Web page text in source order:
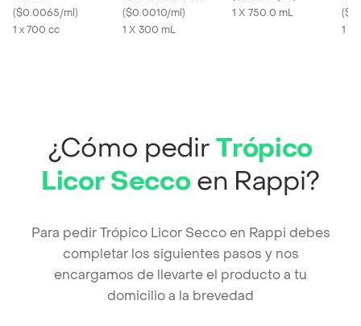
($0.0065/ml)
1 x 700 cc
($0.0010/ml)
1 X 300 mL
1 X 750.0 mL
(
1 x
¿Cómo pedirTrópico
Licor Seccoen Rappi?
Para pedir Trópico Licor Secco en Rappi debes
completar los siguientes pasos y nos
encargamos de llevarte el producto a tu
domicilio a la brevedad